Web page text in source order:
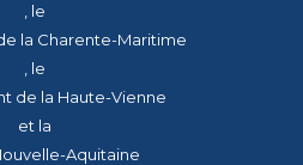
, le
la Charente-Maritime
, le
de la Haute-Vienne
et la
Aquitaine